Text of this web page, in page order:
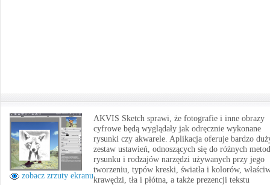
zobacz zrzuty ekranu
AKVIS Sketch sprawi, że fotografie i inne obrazy
cyfrowe będą wyglądały jak odręcznie wykonane
rysunki czy akwarele. Aplikacja oferuje bardzo
zestaw ustawień, odnoszących się do różnych metod
rysunku i rodzajów narzędzi używanych przy jego
tworzeniu, typów kreski, światła i kolorów,
krawędzi, tła i płótna, a także prezencji tekstu